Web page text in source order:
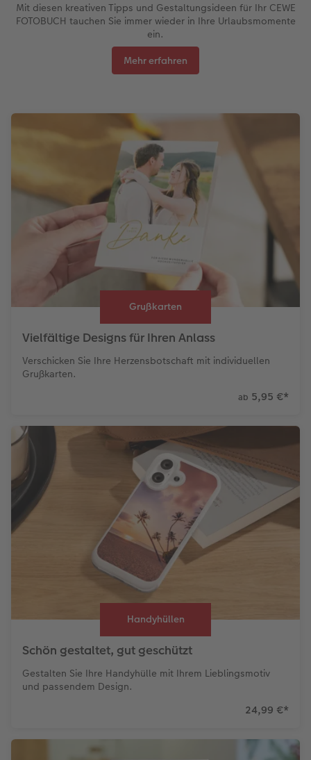
Mit diesen kreativen Tipps und Gestaltungsideen für Ihr CEWE
FOTOBUCH tauchen Sie immer wieder in Ihre Urlaubsmomente
ein.
Mehr erfahren
Grußkarten
Vielfältige Designs für Ihren Anlass
Verschicken Sie Ihre Herzensbotschaft mit individuellen
Grußkarten.
ab 5,95 €*
Handyhüllen
Schön gestaltet, gut geschützt
Gestalten Sie Ihre Handyhülle mit Ihrem Lieblingsmotiv
und passendem Design.
24,99 €*